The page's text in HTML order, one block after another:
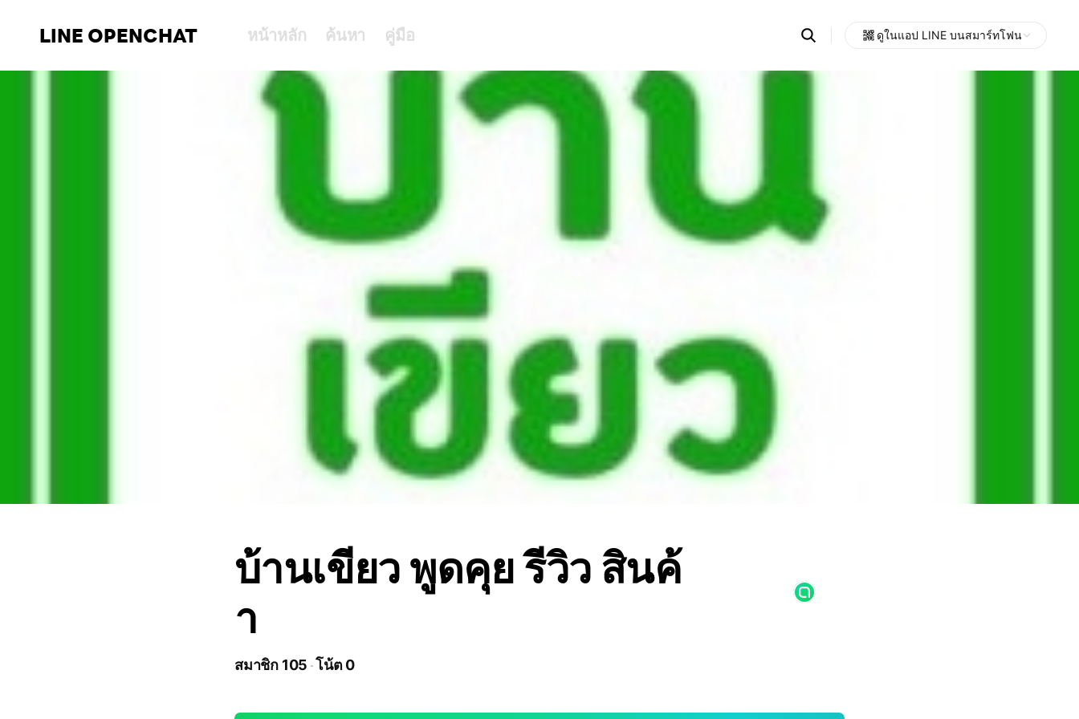
LINE OPENCHAT หน้าหลัก ค้นหา คู่มือ Search
OpenChats
messages
search
ดูในแอป LINE บนสมาร์ทโฟน
บ้านเขียว พูดคุย รีวิว สินค้
า
สมาชิก 105 โน้ต 0